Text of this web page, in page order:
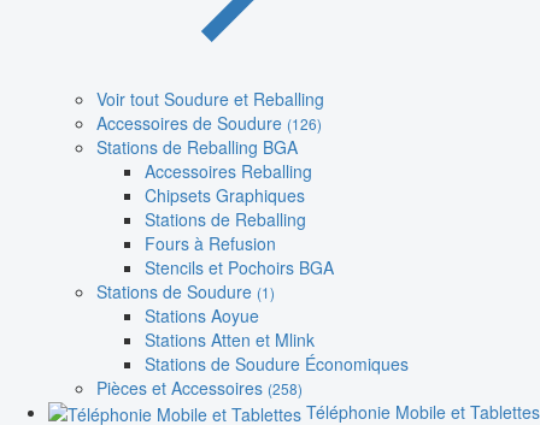
Voir tout Soudure et Reballing
Accessoires de Soudure (126)
Stations de Reballing BGA
Accessoires Reballing
Chipsets Graphiques
Stations de Reballing
Fours à Refusion
Stencils et Pochoirs BGA
Stations de Soudure (1)
Stations Aoyue
Stations Atten et Mlink
Stations de Soudure Économiques
Pièces et Accessoires (258)
Téléphonie Mobile et Tablettes